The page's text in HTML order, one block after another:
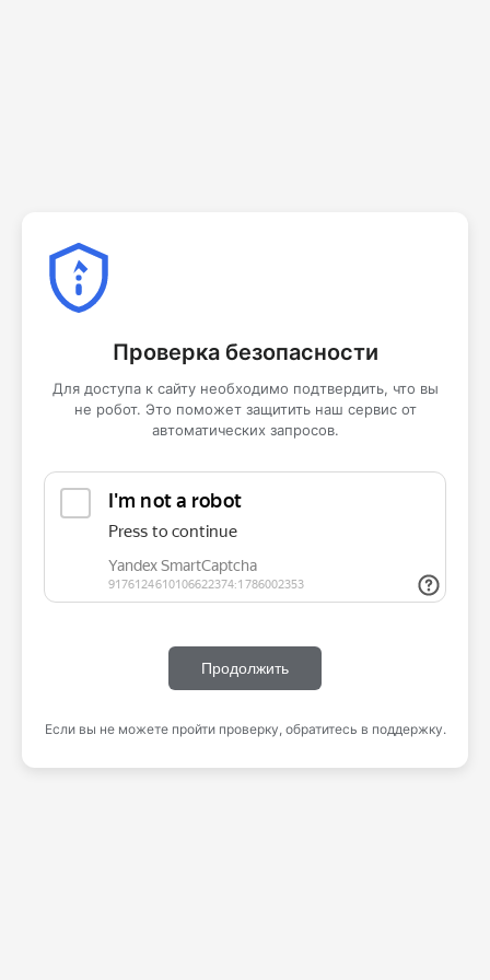
Проверка безопасности
Для доступа к сайту необходимо подтвердить, что вы
не робот. Это поможет защитить наш сервис от
автоматических запросов.
Продолжить
Если вы не можете пройти проверку, обратитесь в поддержку.